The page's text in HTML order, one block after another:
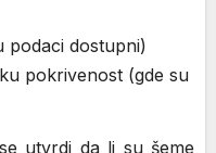
podaci dostupni)
pokrivenost (gde su
utvrdi da li su šeme